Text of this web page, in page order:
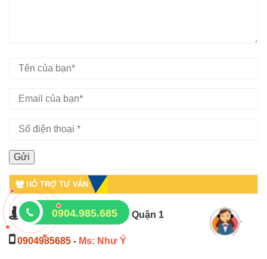
HỖ TRỢ TƯ VẤN
Hỗ Trợ Khách Hàng Tại Quận 1
0904985685 - Ms: Như Ý
0904.985.685